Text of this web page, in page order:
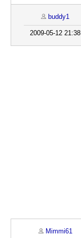
buddy1
2009-05-12 21:38
Mimmi61